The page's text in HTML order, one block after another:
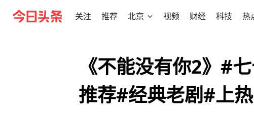
关注 推荐 北京 视频 财经 科技 热
《不能没有你2》#
推荐#经典老剧#上